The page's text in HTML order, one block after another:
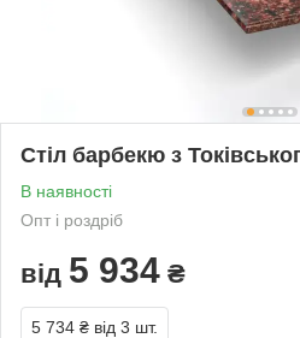
Стіл барбекю з
В наявності
Опт і роздріб
від 5 934 ₴
5 734 ₴ від 3 шт.